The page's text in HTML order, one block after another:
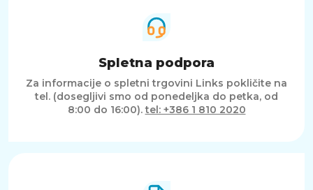
Spletna podpora
Za informacije o spletni trgovini Links pokličite na
tel. (dosegljivi smo od ponedeljka do petka, od
8:00 do 16:00).tel: +386 1 810 2020